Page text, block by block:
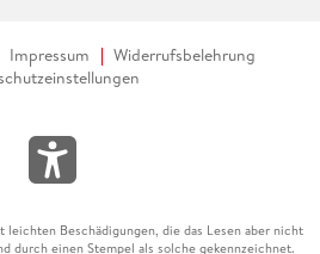
Impressum
Widerrufsbelehrung
Beschädigungen, die das Lesen aber nicht
durch einen Stempel als solche gekennzeichnet.